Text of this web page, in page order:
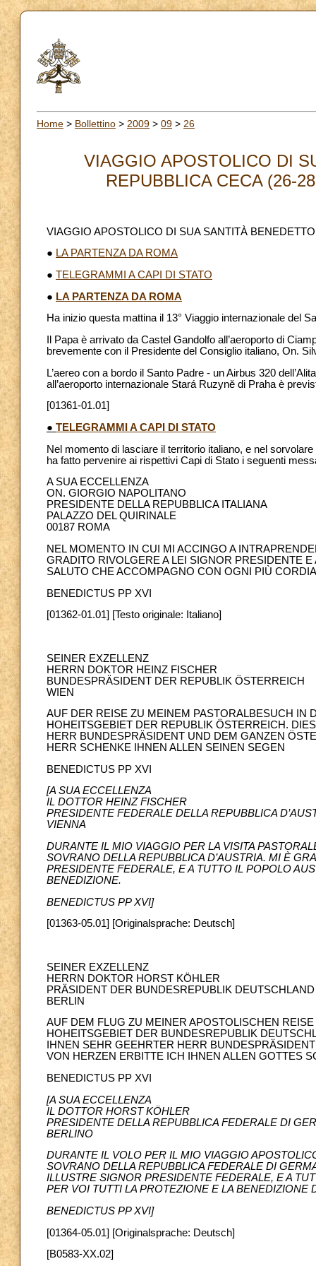
Home > Bollettino > 2009 > 09 > 26
VIAGGIO APOSTOLICO DI
REPUBBLICA CECA (26-
VIAGGIO APOSTOLICO DI SUA SANTITÀ
● LA PARTENZA DA ROMA
● TELEGRAMMI A CAPI DI STATO
● LA PARTENZA DA ROMA
Ha inizio questa mattina il 13° Viaggio internazionale del
Il Papa è arrivato da Castel Gandolfo all’aeroporto di
brevemente con il Presidente del Consiglio italiano, On.
L’aereo con a bordo il Santo Padre - un Airbus 320
all’aeroporto internazionale Stará Ruzyně di Praha è
[01361-01.01]
● TELEGRAMMI A CAPI DI STATO
Nel momento di lasciare il territorio italiano, e nel
ha fatto pervenire ai rispettivi Capi di Stato i seguenti
A SUA ECCELLENZA
ON. GIORGIO NAPOLITANO
PRESIDENTE DELLA REPUBBLICA ITALIANA
PALAZZO DEL QUIRINALE
00187 ROMA
NEL MOMENTO IN CUI MI ACCINGO A
GRADITO RIVOLGERE A LEI SIGNOR PRESIDENTE
SALUTO CHE ACCOMPAGNO CON OGNI PIÙ
BENEDICTUS PP XVI
[01362-01.01] [Testo originale: Italiano]
SEINER EXZELLENZ
HERRN DOKTOR HEINZ FISCHER
BUNDESPRÄSIDENT DER REPUBLIK ÖSTERREICH
WIEN
AUF DER REISE ZU MEINEM PASTORALBESUCH IN
HOHEITSGEBIET DER REPUBLIK ÖSTERREICH.
HERR BUNDESPRÄSIDENT UND DEM GANZEN
HERR SCHENKE IHNEN ALLEN SEINEN SEGEN
BENEDICTUS PP XVI
[A SUA ECCELLENZA
IL DOTTOR HEINZ FISCHER
PRESIDENTE FEDERALE DELLA REPUBBLICA
VIENNA
DURANTE IL MIO VIAGGIO PER LA VISITA
SOVRANO DELLA REPUBBLICA D’AUSTRIA. MI È
PRESIDENTE FEDERALE, E A TUTTO IL POPOLO
BENEDIZIONE.
BENEDICTUS PP XVI]
[01363-05.01] [Originalsprache: Deutsch]
SEINER EXZELLENZ
HERRN DOKTOR HORST KÖHLER
PRÄSIDENT DER BUNDESREPUBLIK DEUTSCHLAND
BERLIN
AUF DEM FLUG ZU MEINER APOSTOLISCHEN
HOHEITSGEBIET DER BUNDESREPUBLIK
IHNEN SEHR GEEHRTER HERR
VON HERZEN ERBITTE ICH IHNEN ALLEN GOTTES
BENEDICTUS PP XVI
[A SUA ECCELLENZA
IL DOTTOR HORST KÖHLER
PRESIDENTE DELLA REPUBBLICA FEDERALE DI
BERLINO
DURANTE IL VOLO PER IL MIO VIAGGIO
SOVRANO DELLA REPUBBLICA FEDERALE DI
ILLUSTRE SIGNOR PRESIDENTE FEDERALE, E A
PER VOI TUTTI LA PROTEZIONE E LA BENEDIZIONE
BENEDICTUS PP XVI]
[01364-05.01] [Originalsprache: Deutsch]
[B0583-XX.02]